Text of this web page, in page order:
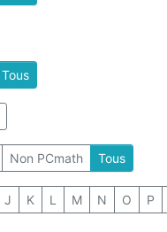
Tous
Non PCmath Tous
J K L M N O P